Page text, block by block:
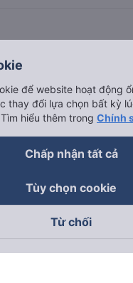
tác
toán
để website hoạt động
thay đổi lựa chọn bất kỳ
hiểu thêm trong Chính
Chấp nhận tất cả
Tùy chọn cookie
Từ chối